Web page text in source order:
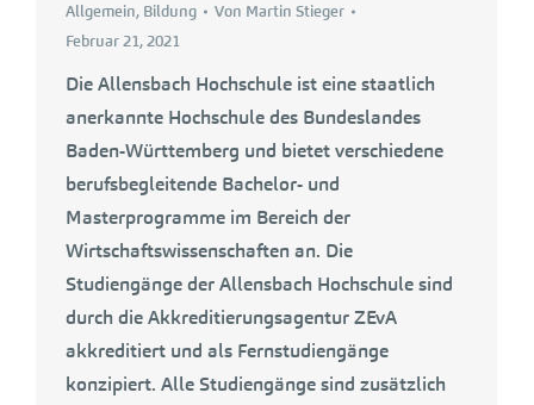
Allgemein, Bildung Von Martin Stieger
Februar 21, 2021
Die Allensbach Hochschule ist eine staatlich
anerkannte Hochschule des Bundeslandes
Baden-Württemberg und bietet verschiedene
berufsbegleitende Bachelor- und
Masterprogramme im Bereich der
Wirtschaftswissenschaften an. Die
Studiengänge der Allensbach Hochschule sind
durch die Akkreditierungsagentur ZEvA
akkreditiert und als Fernstudiengänge
konzipiert. Alle Studiengänge sind zusätzlich